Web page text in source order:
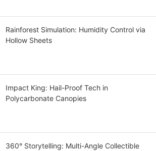
Rainforest Simulation: Humidity Control via
Hollow Sheets
Impact King: Hail-Proof Tech in
Polycarbonate Canopies
360° Storytelling: Multi-Angle Collectible